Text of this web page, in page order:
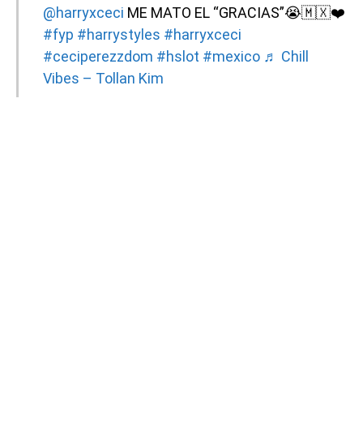
@harryxceci ME MATO EL “GRACIAS”😭🇲🇽❤️
#fyp #harrystyles #harryxceci
#ceciperezzdom #hslot #mexico ♬ Chill
Vibes – Tollan Kim